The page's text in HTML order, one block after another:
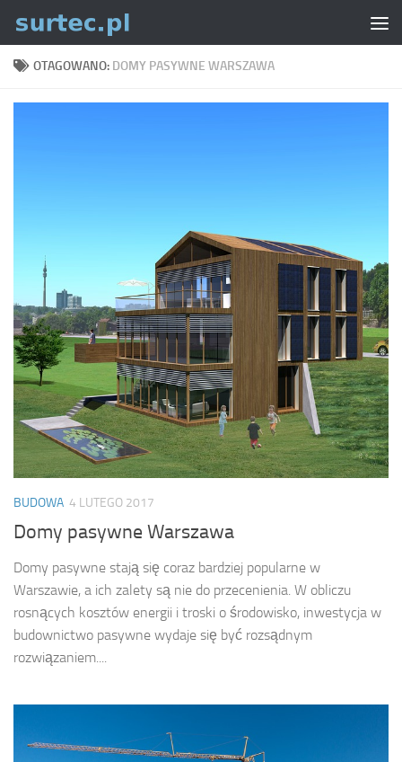
Skip to content
OTAGOWANO: DOMY PASYWNE WARSZAWA
BUDOWA 4 LUTEGO 2017
Domy pasywne Warszawa
Domy pasywne stają się coraz bardziej popularne w
Warszawie, a ich zalety są nie do przecenienia. W obliczu
rosnących kosztów energii i troski o środowisko, inwestycja w
budownictwo pasywne wydaje się być rozsądnym
rozwiązaniem....